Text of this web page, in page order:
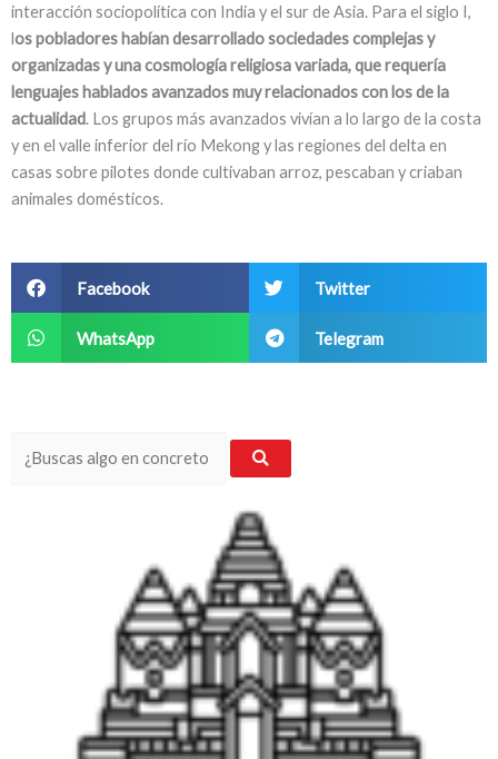
interacción sociopolítica con India y el sur de Asia. Para el siglo I,
los pobladores habían desarrollado sociedades complejas y
organizadas y una cosmología religiosa variada, que requería
lenguajes hablados avanzados muy relacionados con los de la
actualidad. Los grupos más avanzados vivían a lo largo de la costa
y en el valle inferior del río Mekong y las regiones del delta en
casas sobre pilotes donde cultivaban arroz, pescaban y criaban
animales domésticos.
Facebook Twitter
WhatsApp Telegram